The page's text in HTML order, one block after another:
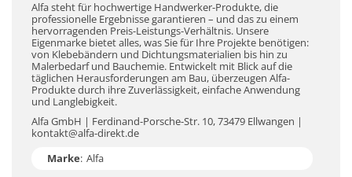
Alfa steht für hochwertige Handwerker-Produkte, die
professionelle Ergebnisse garantieren – und das zu einem
hervorragenden Preis-Leistungs-Verhältnis. Unsere
Eigenmarke bietet alles, was Sie für Ihre Projekte benötigen:
von Klebebändern und Dichtungsmaterialien bis hin zu
Malerbedarf und Bauchemie. Entwickelt mit Blick auf die
täglichen Herausforderungen am Bau, überzeugen Alfa-
Produkte durch ihre Zuverlässigkeit, einfache Anwendung
und Langlebigkeit.
Alfa GmbH | Ferdinand-Porsche-Str. 10, 73479 Ellwangen |
kontakt@alfa-direkt.de
Marke: Alfa